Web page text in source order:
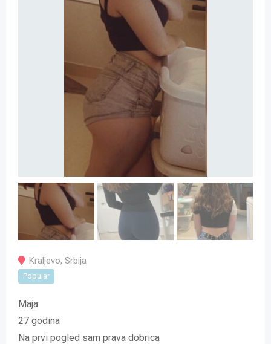
Kraljevo, Srbija
Popular
Maja
27 godina
Na prvi pogled sam prava dobrica